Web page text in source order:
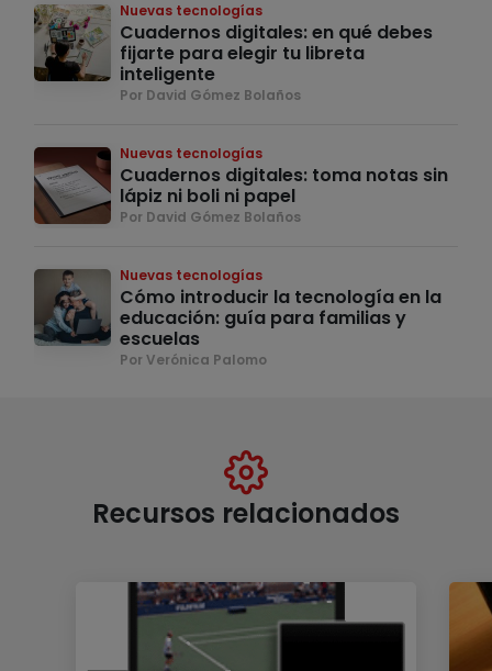
Nuevas tecnologías
Cuadernos digitales: en qué debes
fijarte para elegir tu libreta
inteligente
Por David Gómez Bolaños
Nuevas tecnologías
Cuadernos digitales: toma notas sin
lápiz ni boli ni papel
Por David Gómez Bolaños
Nuevas tecnologías
Cómo introducir la tecnología en la
educación: guía para familias y
escuelas
Por Verónica Palomo
Recursos relacionados